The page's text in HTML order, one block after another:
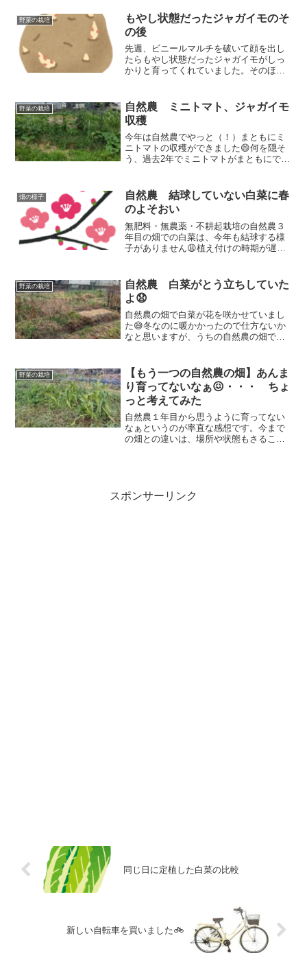
野菜の栽培
もやし状態だったジャガイモのそ
の後
先週、ビニールマルチを破いて顔を出し
たらもやし状態だったジャガイモがしっ
かりと育ってくれていました。そのほ
野菜の栽培
自然農 ミニトマト、ジャガイモ
収穫
今年は自然農でやっと（！）まともにミ
ニトマトの収穫ができました😄何を隠そ
う、過去2年でミニトマトがまともにでき
が、鈴なりで持って帰るくらいの収穫は
なかったんです。簡単なミニトマトのは
ずですが、今までなぜできなかったの
か・・・
畑の様子
自然農 結球していない白菜に春
のよそおい
無肥料・無農薬・不耕起栽培の自然農３
年目の畑での白菜は、今年も結球する様
子がありません😩植え付けの時期が遅い
春の雰囲気を感じましたよ。🌸
野菜の栽培
自然農 白菜がとう立ちしていた
よ😧
自然農の畑で白菜が花を咲かせていまし
た😅冬なのに暖かかったので仕方ないか
なと思いますが、うちの自然農の畑では
のでそれも見てもらおうと思います。
野菜の栽培
【もう一つの自然農の畑】あんま
り育ってないなぁ😖・・・ ちょ
っと考えてみた
自然農１年目から思うように育ってない
なぁというのが率直な感想です。今まで
の畑との違いは、場所や状態もさること
スポンサーリンク
同じ日に定植した白菜の比較
新しい自転車を買いました🚲